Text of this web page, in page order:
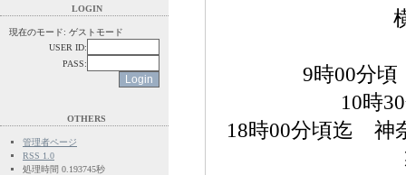
横浜市栄区
9時00分
10時
18時00分頃迄 神
LOGIN
現在のモード: ゲストモード
USER ID:
PASS:
OTHERS
管理者ページ
RSS 1.0
処理時間 0.193745秒